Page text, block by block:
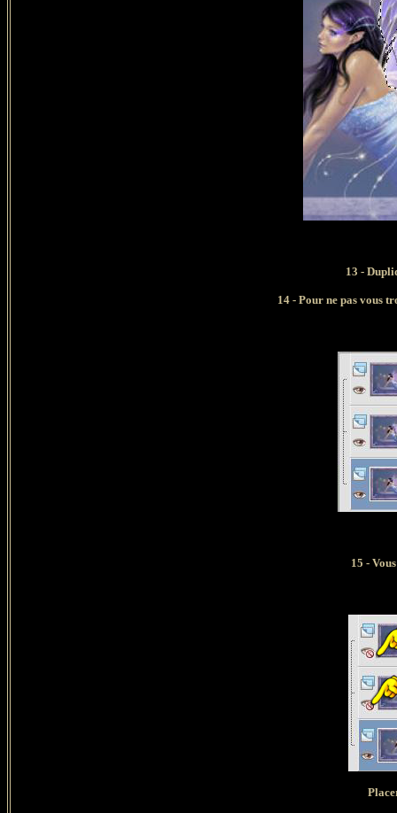
13 -
14 - Pour ne pas vous
15 -